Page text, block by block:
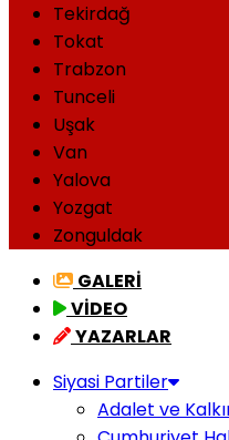
Tekirdağ
Tokat
Trabzon
Tunceli
Uşak
Van
Yalova
Yozgat
Zonguldak
GALERİ
VİDEO
YAZARLAR
Siyasi Partiler
Adalet ve